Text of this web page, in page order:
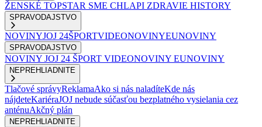
ŽENSKÉ TOPSTAR SME CHLAPI ZDRAVIE HISTORY
SPRAVODAJSTVO
NOVINYJOJ 24ŠPORTVIDEONOVINYEUNOVINY
SPRAVODAJSTVO
NOVINY JOJ 24 ŠPORT VIDEONOVINY EUNOVINY
NEPREHLIADNITE
Tlačové správyReklamaAko si nás naladíteKde nás
nájdeteKariéraJOJ nebude súčasťou bezplatného vysielania cez
anténuAkčný plán
NEPREHLIADNITE